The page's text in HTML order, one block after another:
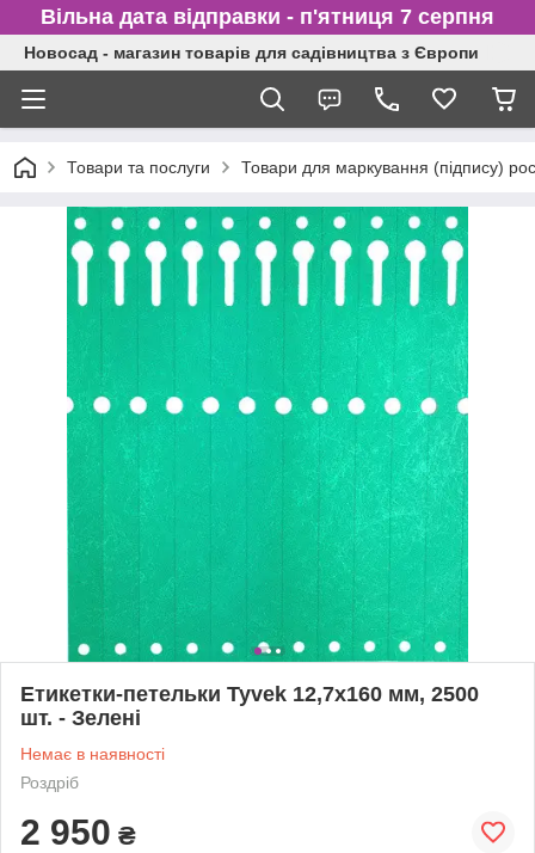
Вільна дата відправки - п'ятниця 7 серпня
Новосад - магазин товарів для садівництва з Європи
Товари та послуги Товари для маркування (підпису)
Етикетки-петельки Tyvek 12,7x160 мм, 2500
шт. - Зелені
Немає в наявності
Роздріб
2 950 ₴